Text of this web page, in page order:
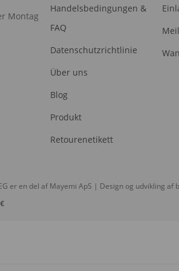
Montag
Handelsbedingungen &
FAQ
Datenschutzrichtlinie
Über uns
Blog
Produkt
Retourenetikett
er en del af Mayemi ApS | Design og udvikling af